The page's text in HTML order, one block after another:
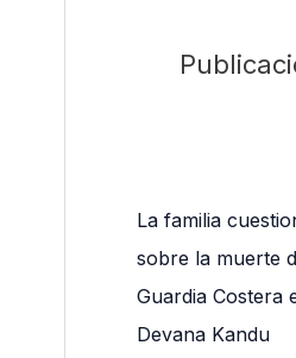
La familia
sobre la muerte
Guardia Costera
Devana Kandu